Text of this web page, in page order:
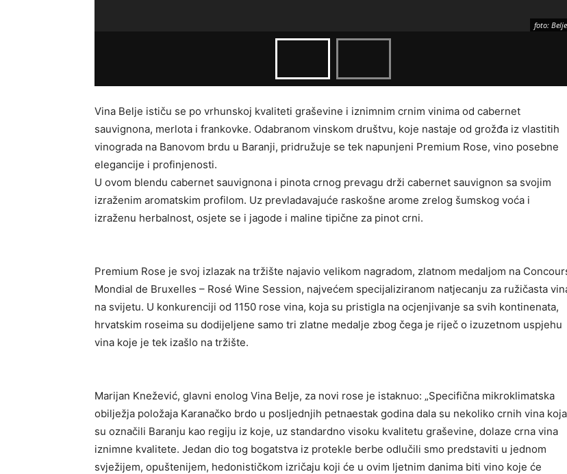
foto: Belje
Vina Belje ističu se po vrhunskoj kvaliteti graševine i iznimnim crnim vinima od cabernet
sauvignona, merlota i frankovke. Odabranom vinskom društvu, koje nastaje od grožđa iz vlastitih
vinograda na Banovom brdu u Baranji, pridružuje se tek napunjeni Premium Rose, vino posebne
elegancije i profinjenosti.
U ovom blendu cabernet sauvignona i pinota crnog prevagu drži cabernet sauvignon sa svojim
izraženim aromatskim profilom. Uz prevladavajuće raskošne arome zrelog šumskog voća i
izraženu herbalnost, osjete se i jagode i maline tipične za pinot crni.
Premium Rose je svoj izlazak na tržište najavio velikom nagradom, zlatnom medaljom na
Mondial de Bruxelles – Rosé Wine Session, najvećem specijaliziranom natjecanju za ružičasta
na svijetu. U konkurenciji od 1150 rose vina, koja su pristigla na ocjenjivanje sa svih kontinenata,
hrvatskim roseima su dodijeljene samo tri zlatne medalje zbog čega je riječ o izuzetnom uspjehu
vina koje je tek izašlo na tržište.
Marijan Knežević, glavni enolog Vina Belje, za novi rose je istaknuo: „Specifična mikroklimatska
obilježja položaja Karanačko brdo u posljednjih petnaestak godina dala su nekoliko crnih vina koja
su označili Baranju kao regiju iz koje, uz standardno visoku kvalitetu graševine, dolaze crna vina
iznimne kvalitete. Jedan dio tog bogatstva iz protekle berbe odlučili smo predstaviti u jednom
svježijem, opuštenijem, hedonističkom izričaju koji će u ovim ljetnim danima biti vino koje će